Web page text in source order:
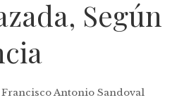
Según
Francisco Antonio Sandoval